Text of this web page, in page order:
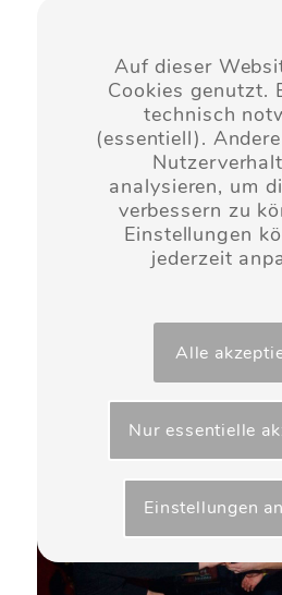
Auf dieser
Cookies genutzt.
technisch
(essentiell).
analysieren, um
verbessern zu
Einstellungen
jederzeit
Alle
Nur essentielle
Einstellungen